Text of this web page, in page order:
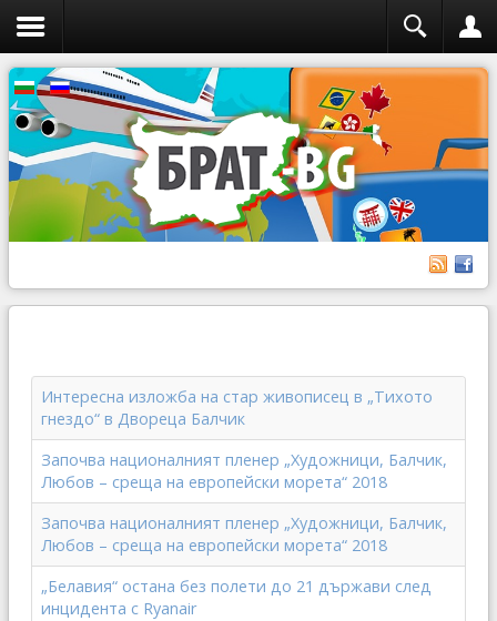
Интересна изложба на стар живописец в „Тихото
гнездо“ в Двореца Балчик
Започва националният пленер „Художници, Балчик,
Любов – среща на европейски морета“ 2018
Започва националният пленер „Художници, Балчик,
Любов – среща на европейски морета“ 2018
„Белавия“ остана без полети до 21 държави след
инцидента с Ryanair